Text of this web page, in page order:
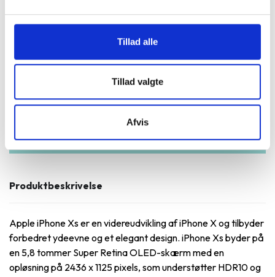
Tillad alle
Tillad valgte
Afvis
Testet og dataslettet efter branchens
højeste standarder.
Et miljøansvarligt alternativ.
Produktbeskrivelse
Apple iPhone Xs er en videreudvikling af iPhone X og tilbyder
forbedret ydeevne og et elegant design. iPhone Xs byder på
en 5,8 tommer Super Retina OLED-skærm med en
opløsning på 2436 x 1125 pixels, som understøtter HDR10 og